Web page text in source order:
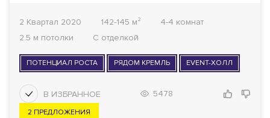
2 Квартал 2020 142-145 м²
4-4 комнат
2.5 м потолки
С отделкой
ПОТЕНЦИАЛ РОСТА РЯДОМ КРЕМЛЬ EVENT-ХОЛЛ
5478
2 ПРЕДЛОЖЕНИЯ